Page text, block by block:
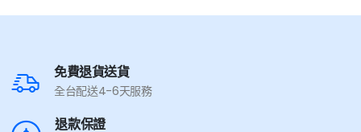
免費退貨送貨
全台配送4-6天服務
退款保證